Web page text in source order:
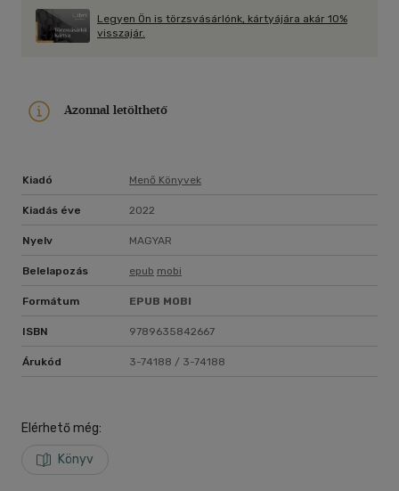
Legyen Ön is törzsvásárlónk, kártyájára akár 10%
visszajár.
Azonnal letölthető
Kiadó Menő Könyvek
Kiadás éve 2022
Nyelv MAGYAR
Belelapozás epub mobi
Formátum EPUB MOBI
ISBN 9789635842667
Árukód 3-74188 / 3-74188
Elérhető még:
Könyv